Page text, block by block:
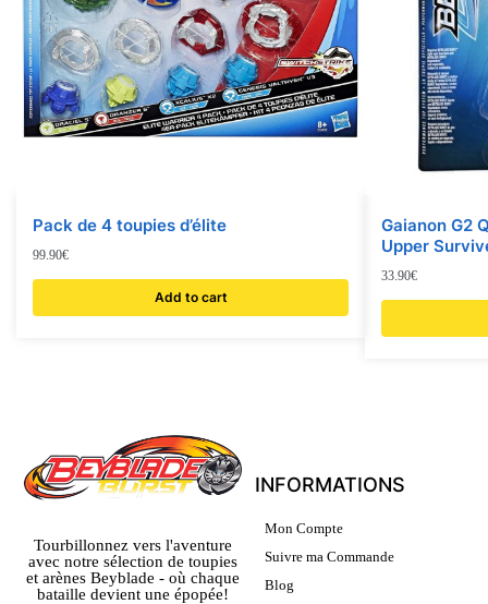
Pack de 4 toupies d’élite
99.90€
Add to cart
Gaianon G2
Upper
33.90€
Tourbillonnez vers l'aventure
avec notre sélection de toupies
et arènes Beyblade - où chaque
bataille devient une épopée!
INFORMATIONS
Mon Compte
Suivre ma Commande
Blog